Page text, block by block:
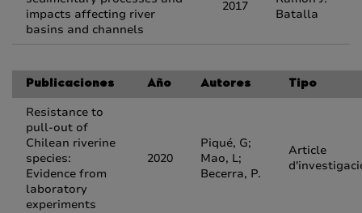
impacts affecting river
basins and channels
2017
Batalla
Publicaciones Año Autores Tipo
Resistance to
pull-out of
Chilean riverine
species:
Evidence from
laboratory
experiments
2020
Piqué, G;
Mao, L;
Becerra, P.
Article